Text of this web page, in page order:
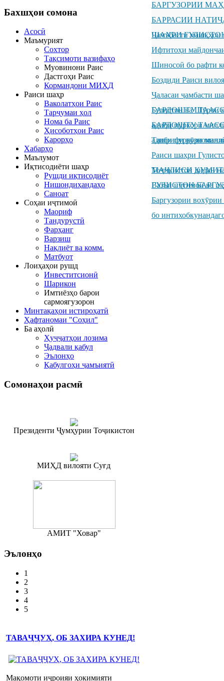
БАРГУЗОРИИ
БАРРАСИИ
ШАҲРИ
Ҷамъбасти машқҳои
Ифтитоҳи
Шиносоӣ бо рафти
Боздиди Раиси
Ҷаласаи ҷамбасти
Гулистон ва Шӯрои
БАРДОШТУ
адиби пуркори
БАРДОШТУ
адиби пуркори
Ташрифи
Раиси шаҳри
Тоҷикистон дидан
МАҶЛИСИ
ГУЛИСТОН
Вазъи иҷтимоӣ ва
Баргузории
бо
Бахшҳои сомона
Асосӣ
Маъмурият
Сохтор
Тақсимоти вазифаҳо
Муовинони Раис
Дастгоҳи Раис
Кормандони МИҲД
Раиси шаҳр
Ваколатҳои Раис
Тарҷумаи ҳол
Нома ба Раис
Ҳисоботҳои Раис
Қарорҳо
Хабарҳо
Маълумот
Иқтисодиёти шаҳр
Рушди иқтисодиёт
Нишондиҳандаҳо
Саноат
Соҳаи иҷтимоӣ
Маориф
Тандурустӣ
Фарҳанг
Варзиш
Нақлиёт ва комм.
Матбуот
Лоиҳаҳои рушд
Инвеститсионӣ
Шарикон
Имтиёзҳо барои
сармоягузорон
Минтақаҳои истироҳатӣ
Ҳафтаномаи "Соҳил"
Ба аҳолӣ
Ҳуҷҷатҳои лозима
Ҷадвали қабул
Эълонҳо
Қабулгоҳи ҷамъиятӣ
Сомонаҳои расмӣ
Президенти Ҷумҳурии Тоҷикистон
МИҲД вилояти Суғд
АМИТ "Ховар"
Эълонҳо
1
2
3
4
5
ТАВАҶҶУҲ, ОБ ЗАХИРА КУНЕД!
Мақомоти иҷроияи ҳокимияти